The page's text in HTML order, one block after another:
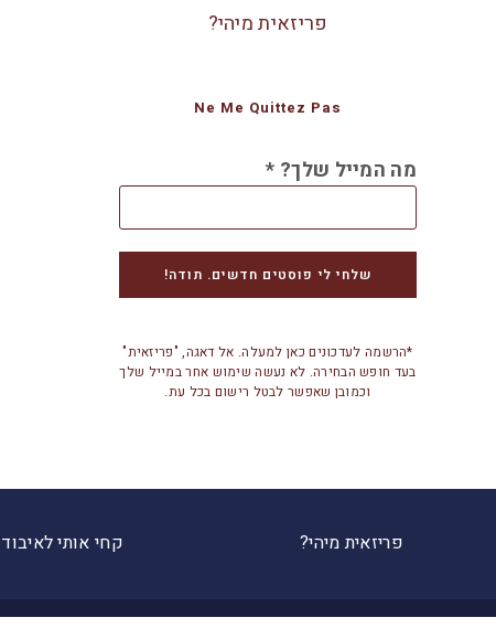
פריזאית מיהי?
Ne Me Quittez Pas
מה המייל שלך? *
*הרשמה לעדכונים כאן למעלה. אל דאגה, "פריזאית"
בעד חופש הבחירה. לא נעשה שימוש אחר במייל שלך
וכמובן שאפשר לבטל רישום בכל עת.
פריזאית מיהי? קחי אותי לאיבוד